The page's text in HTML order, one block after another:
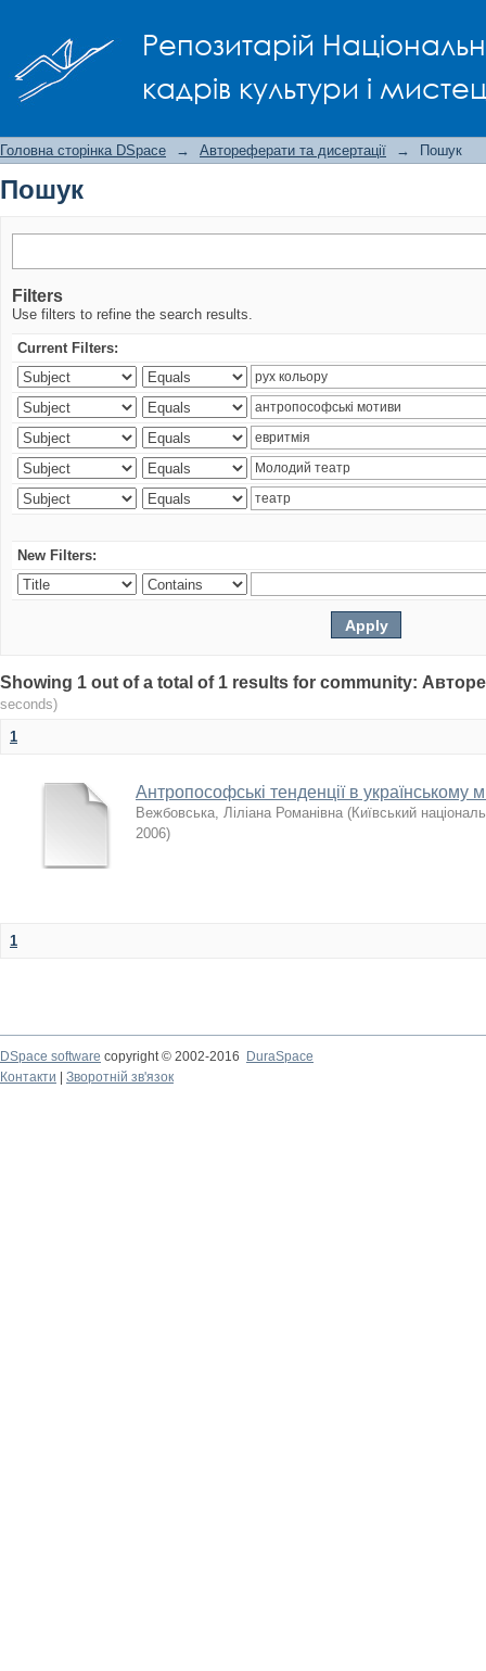
Репозитарій
кадрів культури і
Головна сторінка DSpace → Автореферати та дисертації → Пошук
Пошук
Filters
Use filters to refine the search results.
Current Filters:
New Filters:
Showing 1 out of a total of 1 results for community:
seconds)
1
Антропософські тенденції в українському
Вежбовська, Ліліана Романівна (Київський
2006)
1
DSpace software copyright © 2002-2016
DuraSpace
Контакти
Зворотній зв'язок